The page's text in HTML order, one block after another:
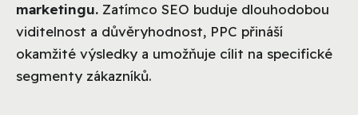
marketingu. Zatímco SEO buduje dlouhodobou
viditelnost a důvěryhodnost, PPC přináší
okamžité výsledky a umožňuje cílit na specifické
segmenty zákazníků.